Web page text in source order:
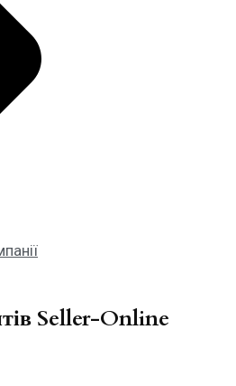
Seller-Online